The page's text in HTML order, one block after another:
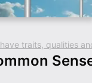
traits, qualities